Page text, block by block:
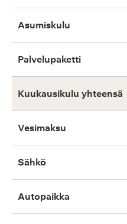
Asumiskulu
Palvelupaketti
Kuukausikulu yhteensä
Vesimaksu
Sähkö
Autopaikka